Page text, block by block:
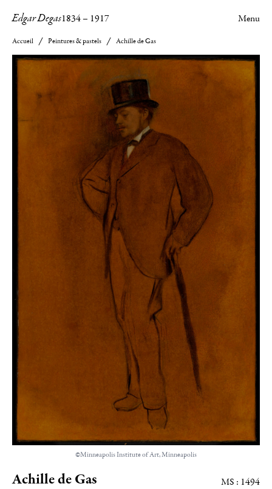
Edgar Degas1834– 1917 Menu
Accueil Peintures & pastels Achille de Gas
©Minneapolis Institute of Art, Minneapolis
Achille de Gas MS : 1494